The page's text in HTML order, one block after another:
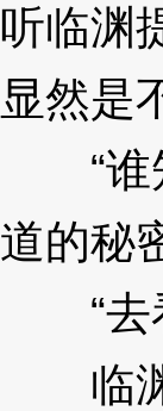
听临渊
显然是
“谁知
道的秘
“去看
临渊